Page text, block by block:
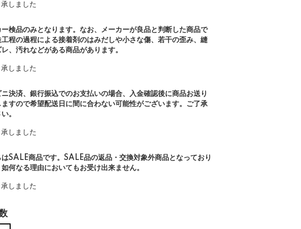
しました
ー検品のみとなります。なお、メーカーが良品と判断した商品で
工程の過程による接着剤のはみだしや小さな傷、若干の歪み、縫
、汚れなどがある商品があります。
しました
ニ決済、銀行振込でのお支払いの場合、入金確認後に商品お送り
ますので希望配送日に間に合わない可能性がございます。ご了承
。
しました
はSALE商品です。SALE品の返品・交換対象外商品となっており
如何なる理由においてもお受け出来ません。
しました